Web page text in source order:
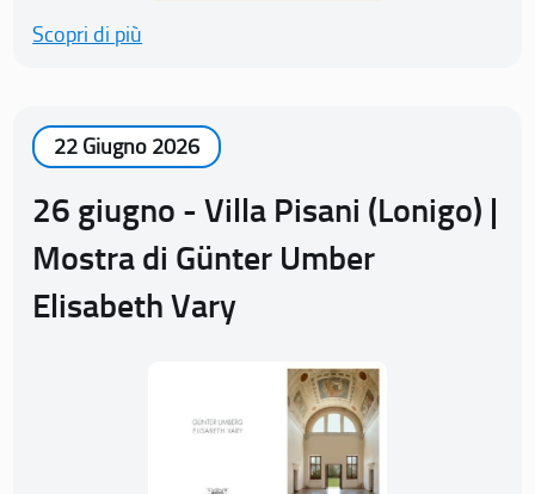
Scopri di più
22 Giugno 2026
26 giugno - Villa Pisani (Lonigo) |
Mostra di Günter Umber
Elisabeth Vary